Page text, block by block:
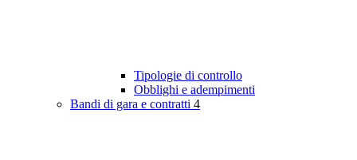
Tipologie di controllo
Obblighi e adempimenti
Bandi di gara e contratti 4